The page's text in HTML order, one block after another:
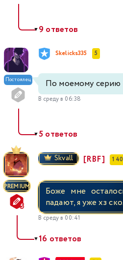
▼9 ответов
Постоялец
Skelicks335 5
По моемому серию
В среду в 06:38
▼5 ответов
PREMIUM
Skvall [RBF] 1
Боже мне
падают, я уже хз
В среду в 00:41
▼16 ответов